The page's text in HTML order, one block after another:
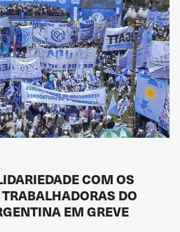
COM OS
DO
EM GREVE